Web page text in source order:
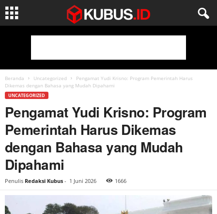
Beranda Uncategorized
Pengamat Yudi Krisno: Program Pemerintah Harus
Dikemas dengan Bahasa yang Mudah Dipahami
UNCATEGORIZED
Pengamat Yudi Krisno: Program
Pemerintah Harus Dikemas
dengan Bahasa yang Mudah
Dipahami
Penulis Redaksi Kubus - 1 Juni 2026 1666